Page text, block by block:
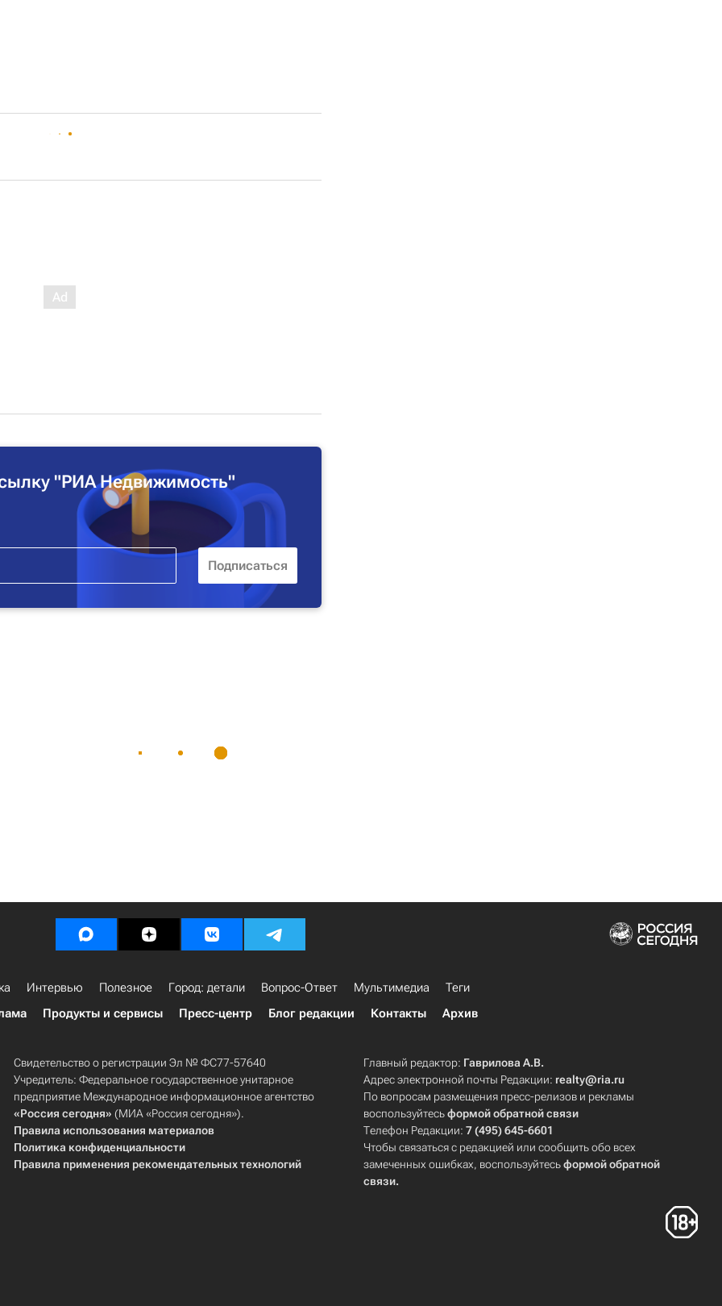
"РИА Недвижимость"
Интервью Полезное Город: детали Вопрос-Ответ Мультимедиа
Теги
Продукты и сервисы Пресс-центр Блог редакции Контакты Архив
Свидетельство о регистрации Эл № ФС77-57640
Учредитель: Федеральное государственное унитарное
предприятие Международное информационное агентство
«Россия сегодня» (МИА «Россия сегодня»).
Правила использования материалов
Политика конфиденциальности
Правила применения рекомендательных технологий
Главный редактор: Гаврилова А.В.
Адрес электронной почты Редакции: realty@ria.ru
По вопросам размещения пресс-релизов и рекламы
воспользуйтесьформой обратной связи
Телефон Редакции:7 (495) 645-6601
Чтобы связаться с редакцией или сообщить обо всех
замеченных ошибках, воспользуйтесьформой обратной
связи.